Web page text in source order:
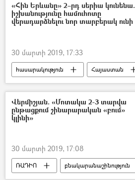
«Հին Երևանը» 2–րդ սերիա կունենա.
իշխանությունը համուհոտը
վերադարձնելու նոր տարբերակ ունի
30 մարտի 2019, 17:33
հասարակություն Հայաստան
Վերմիշյան. «Մոտակա 2-3 տարվա
ընթացքում շինարարական «բում»
կլինի»
30 մարտի 2019, 17:08
ՌԱԴԻՈ բնակարանաշինություն